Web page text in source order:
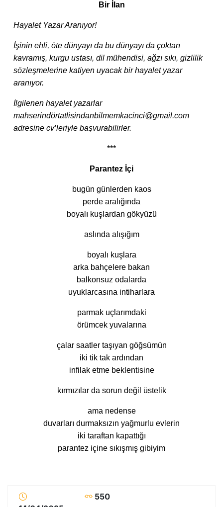
Bir İlan
Hayalet Yazar Aranıyor!
İşinin ehli, öte dünyayı da bu dünyayı da çoktan
kavramış, kurgu ustası, dil mühendisi, ağzı sıkı, gizlilik
sözleşmelerine katiyen uyacak bir hayalet yazar
aranıyor.
İlgilenen hayalet yazarlar
mahserindörtatlisindanbilmemkacinci@gmail.com
adresine cv’leriyle başvurabilirler.
***
Parantez İçi
bugün günlerden kaos
perde aralığında
boyalı kuşlardan gökyüzü
aslında alışığım
boyalı kuşlara
arka bahçelere bakan
balkonsuz odalarda
uyuklarcasına intiharlara
parmak uçlarımdaki
örümcek yuvalarına
çalar saatler taşıyan göğsümün
iki tik tak ardından
infilak etme beklentisine
kırmızılar da sorun değil üstelik
ama nedense
duvarları durmaksızın yağmurlu evlerin
iki taraftan kapattığı
parantez içine sıkışmış gibiyim
550